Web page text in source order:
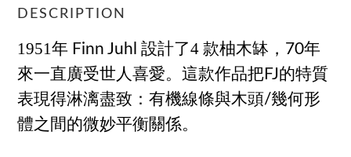
DESCRIPTION
1951年 Finn Juhl 設計了4 款柚木缽， 70年
來一直廣受世人喜愛。這款作品把FJ的特質
表現得淋漓盡致：有機線條與木頭/幾何形
體之間的微妙平衡關係。